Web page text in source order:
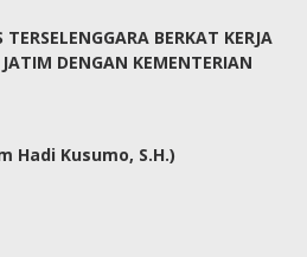
BERKAT KERJA
DENGAN KEMENTERIAN
Hadi Kusumo, S.H.)